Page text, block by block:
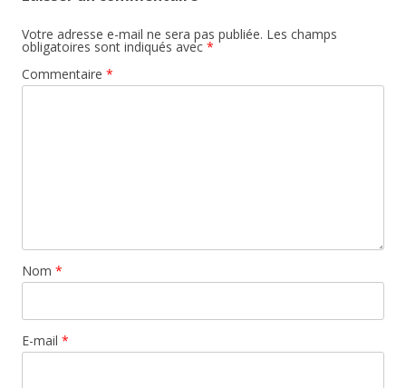
Votre adresse e-mail ne sera pas publiée. Les champs
obligatoires sont indiqués avec *
Commentaire *
Nom *
E-mail *